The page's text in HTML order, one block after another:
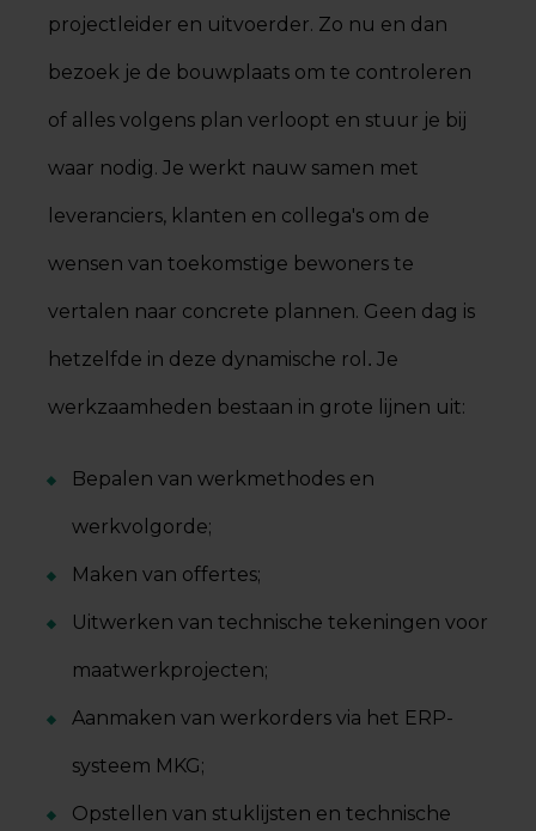
projectleider en uitvoerder. Zo nu en dan
bezoek je de bouwplaats om te controleren
of alles volgens plan verloopt en stuur je bij
waar nodig. Je werkt nauw samen met
leveranciers, klanten en collega's om de
wensen van toekomstige bewoners te
vertalen naar concrete plannen. Geen dag is
hetzelfde in deze dynamische rol . Je
werkzaamheden bestaan in grote lijnen uit:
Bepalen van werkmethodes en
werkvolgorde;
Maken van offertes;
Uitwerken van technische tekeningen voor
maatwerkprojecten;
Aanmaken van werkorders via het ERP-
systeem MKG;
Opstellen van stuklijsten en technische